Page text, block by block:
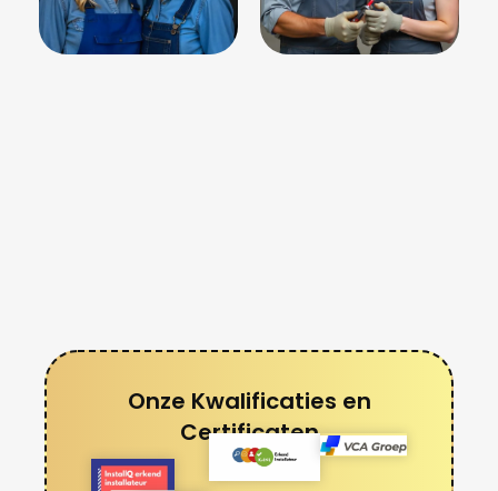
Onze Kwalificaties en
Certificaten